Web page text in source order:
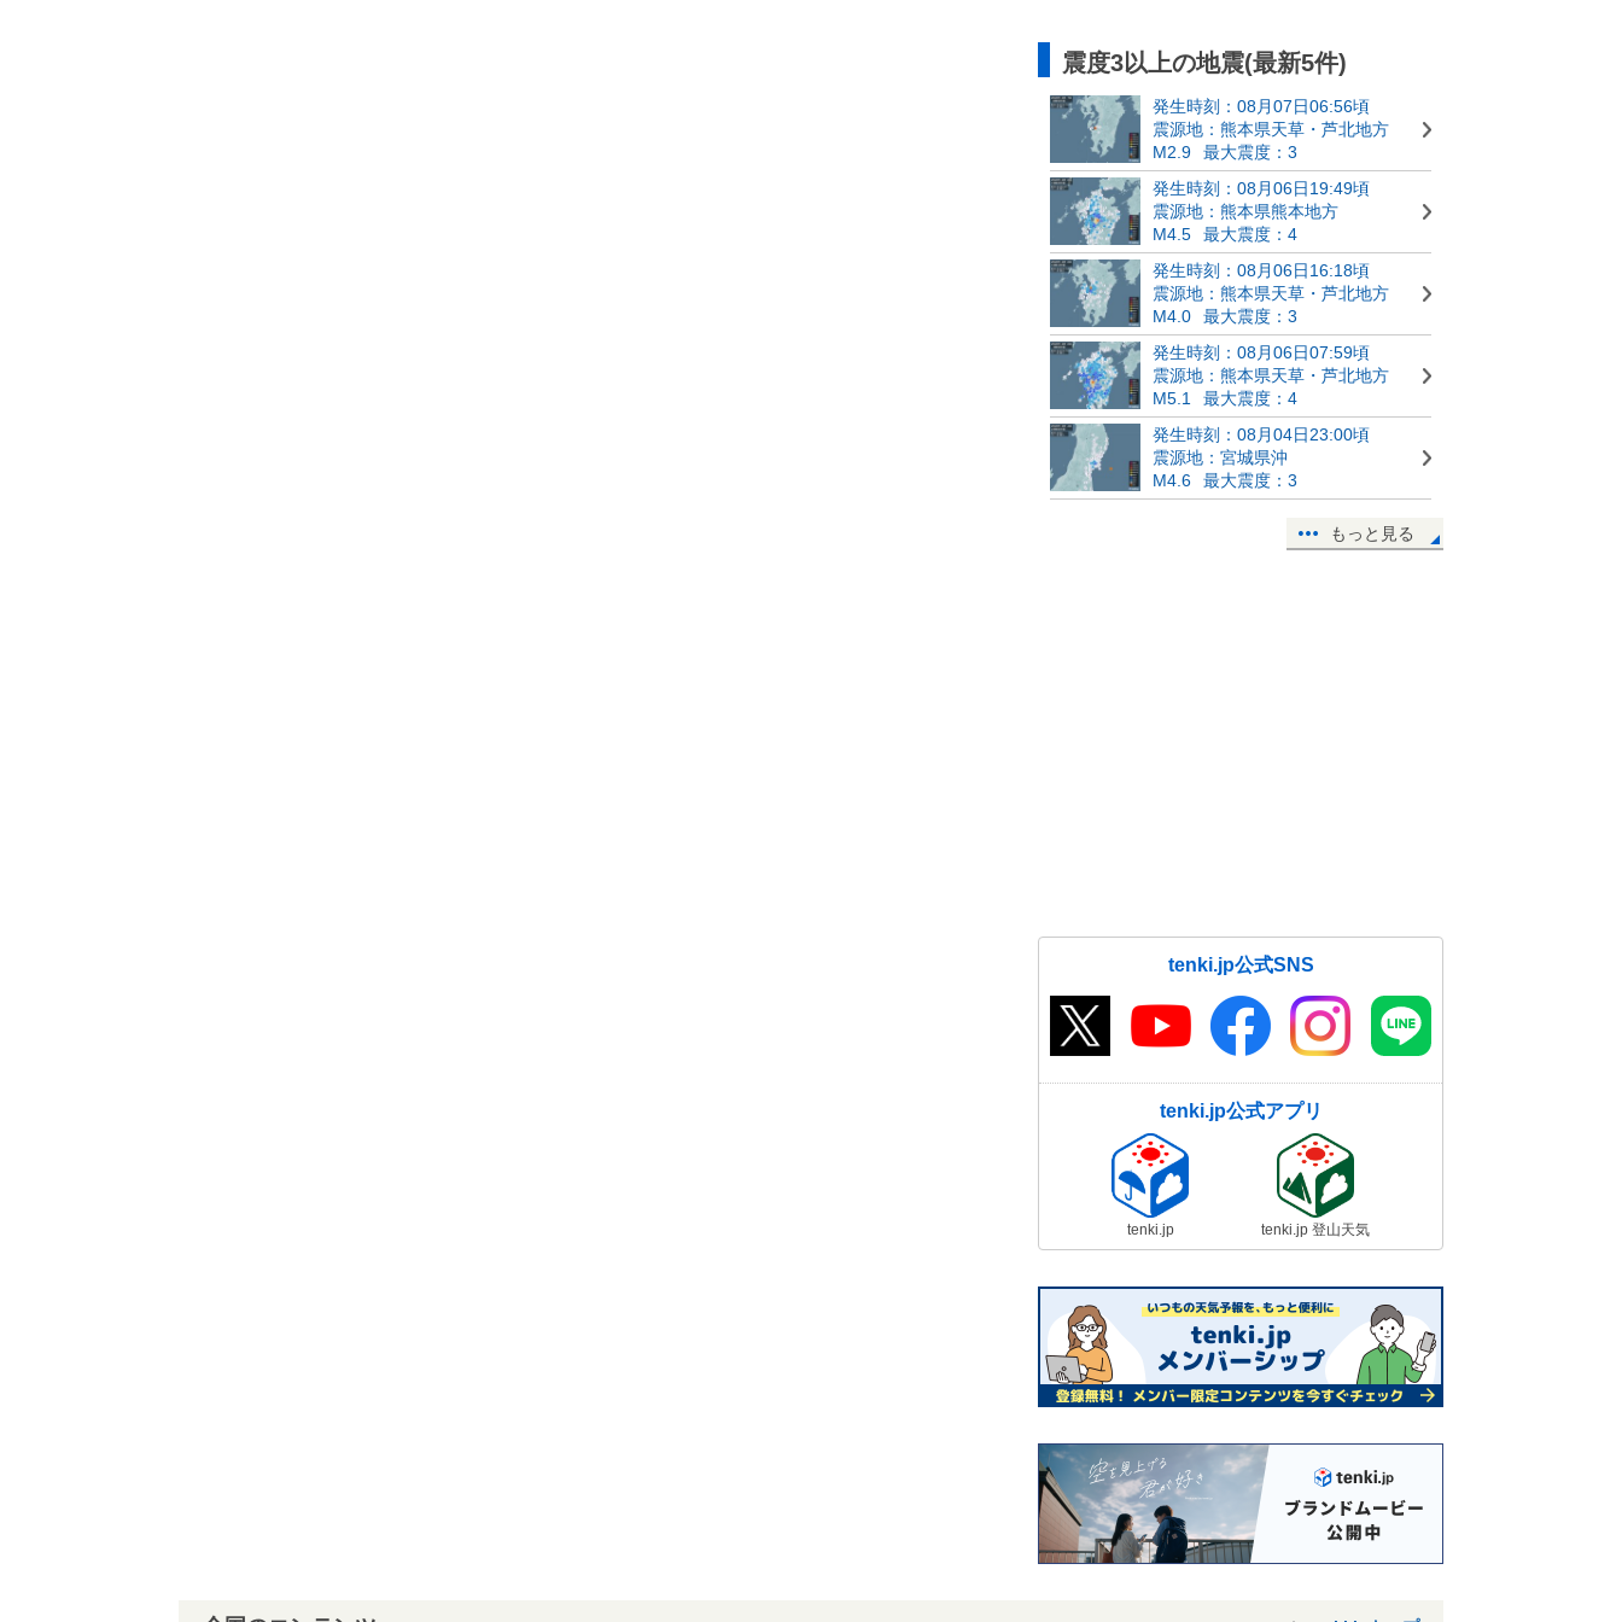
震度3以上の地震(最新5件)
発生時刻：08月07日06:56頃
震源地：熊本県天草・芦北地方
M2.9
最大震度：3
発生時刻：08月06日19:49頃
震源地：熊本県熊本地方
M4.5
最大震度：4
発生時刻：08月06日16:18頃
震源地：熊本県天草・芦北地方
M4.0
最大震度：3
発生時刻：08月06日07:59頃
震源地：熊本県天草・芦北地方
M5.1
最大震度：4
発生時刻：08月04日23:00頃
震源地：宮城県沖
M4.6
最大震度：3
もっと見る
tenki.jp公式SNS
tenki.jp公式アプリ
tenki.jp tenki.jp 登山天気